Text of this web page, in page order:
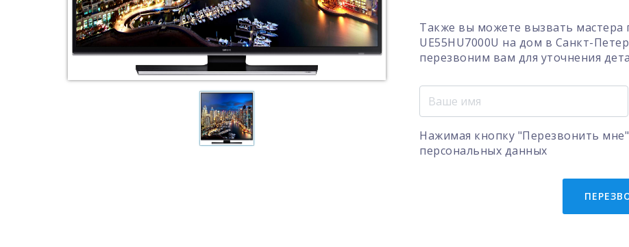
Также вы можете вызвать мастера
UE55HU7000U на дом в Санкт-
перезвоним вам для уточнения
Нажимая кнопку "Перезвонить
персональных данных